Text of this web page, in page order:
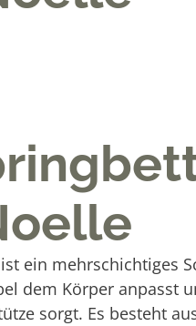
ein mehrschichtiges
dem Körper anpasst
sorgt. Es besteht